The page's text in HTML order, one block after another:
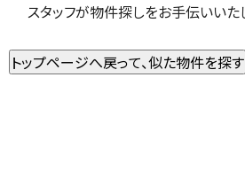
スタッフが物件探しをお手伝いいた